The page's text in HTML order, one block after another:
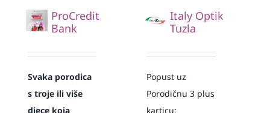
ProCredit
Bank
Svaka porodica
s troje ili više
djece koja
Italy Optik
Tuzla
Popust uz
Porodičnu 3 plus
karticu: